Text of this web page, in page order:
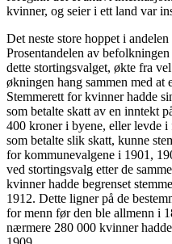
kvinner, og seier i ett land var
Det neste store hoppet i
Prosentandelen av
dette stortingsvalget, økte fra
økningen hang sammen med at
Stemmerett for kvinner hadde
som betalte skatt av en inntekt
400 kroner i byene, eller levde i
som betalte slik skatt, kunne
for kommunevalgene i 1901,
ved stortingsvalg etter de
kvinner hadde begrenset
1912. Dette ligner på de
for menn før den ble allmenn i
nærmere 280 000 kvinner